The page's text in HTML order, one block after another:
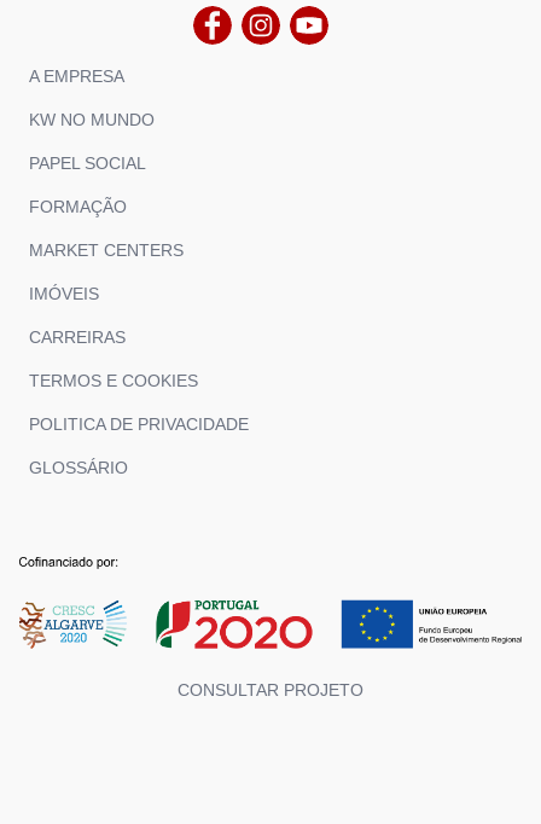
A EMPRESA
KW NO MUNDO
PAPEL SOCIAL
FORMAÇÃO
MARKET CENTERS
IMÓVEIS
CARREIRAS
TERMOS E COOKIES
POLITICA DE PRIVACIDADE
GLOSSÁRIO
CONSULTAR PROJETO